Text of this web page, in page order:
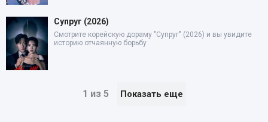
Супруг (2026)
Смотрите корейскую дораму "Супруг" (2026) и вы увидите
историю отчаянную борьбу
1 из 5 Показать еще